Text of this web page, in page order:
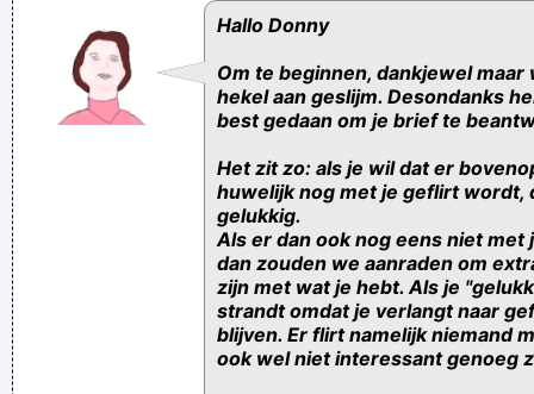
Hallo Donny
Om te beginnen, dankjewel maar
hekel aan geslijm. Desondanks
best gedaan om je brief te
Het zit zo: als je wil dat er
huwelijk nog met je geflirt wordt,
gelukkig.
Als er dan ook nog eens niet
dan zouden we aanraden om
zijn met wat je hebt. Als je
strandt omdat je verlangt naar
blijven. Er flirt namelijk niemand
ook wel niet interessant genoeg